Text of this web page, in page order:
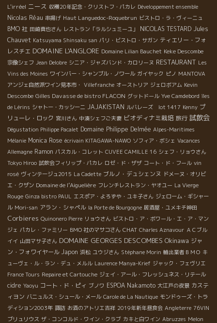
L'irréel ニース 収穫20年記念・クリストフ・パカレ Développement ensemble
Nicolas Réau 串揚げ Haut Languedoc-Roquebrun ビストロ・ラ・ヴィーニュ
BMO 社 田崎真也さん レストラン「ラルシュミーユ」 NICOLAS TESTARD Jules
Chauvet Katsuyama Shinsaku san パリ・ビストロ・サガン ティエリー・フォ
レスチエ DOMAINE L'ANGLORE Domaine Lilian Bauchet Keke Descombe
宗像シェフ Jean Delobre シニア・ジャズバンド・カロリーヌ RESTAURANT Les
Vins des Moines ワインバー・シャンブル・ノワール ガイヤック ピノ MANTOVA
アンジェ自然派ワイン見本市・ Villefranche オーストリア ジェロボアム Kevin
Descombe Gilles Davasse de bistro FLACON グットドール Yve Camdebord îles
de Lérins シャトー・カッシーニ JAJAKISTAN ルバレーズ lot 1417 Kenny プ
リューレ・ロック 宮川さん 中湊シェフご夫妻 ビオディナミ栽培 旅行 試飲会
Dégustation Philippe Pacalet Domaine Philippe Delmée Alpes-Maritimes
Mélanie Monica Rose écrivain KITAGAWA-NAWO ソフィア・ボシェ Vacances
Allemagne Ramon パスカル・コレット CUVEE CAMILLE 16 シェフ・リョウさん
Tokyo Hiroo 試飲会フィリップ・パカレ ロゼ・ド・ザザ コート・ド・フール vin
rosé ヴィンテージュ2015 La Cadette ブルノ・デュシェンヌ ドメーヌ・オリビ
エ・クザン Domaine de l’Aiguelière フレンチレストラン・ヤオユー La Vierge
Rouge Ginza bistro PAUL エスポア・よろずや・ユキ子さん ジェローム・ギシャー
ル Mori-san アラン・シャペル la Porte de Bourgogne 居酒屋・ユメキチ神田
Corbieres Quinonero Pierre リョウさん ビストロ・ア・ボワール・エ・ア・マン
ジェ パカレ・ファミリー BMO 社のマサコさん CHAT Charles Aznavour ＡＣブル
イイ 山田マサ子さん DOMAINE GEORGES DESCOMBES Okinawa ジャ
ン・フォワイヤール Japon 浜松 ユウジさん Stéphane Morin 輸出業者ＢＭＯ キ
ューヴェ・ル・ラン・デュ・メルル Laurence Manya-Krief ジャック・フェヴリエ
France Tours Repaire et Cartouche ジェイ・アール・フレッシュネス・リテール
cidre Yaoyu コート・ド・ピィ ブノワ ESPOA Nakamoto 大江戸の夜景 カステ
ィヨン バニュルス・シュール・メール Carole de La Nautique モンドゥーズ・トラ
ディション2003年 諏訪 お酒のアトリエ吉祥 2019年新年昼食会 Angleterre 76VIN
ブリュリウス ザ・コンコルド・ワイン・クラブ カキと白ワイン Abruzzes Melon